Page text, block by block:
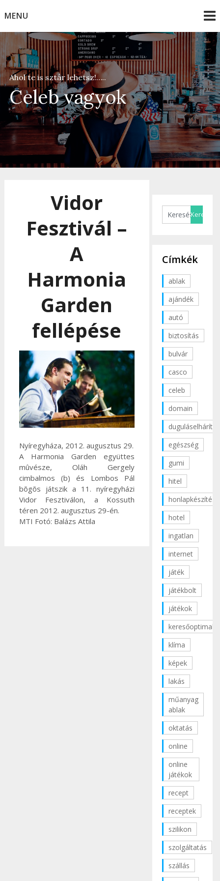
toMENU
Celeb vagyok
Ahol te is sztár lehetsz!…..
Vidor
Fesztivál –
A
Harmonia
Garden
fellépése
Nyíregyháza, 2012. augusztus 29.
A Harmonia Garden együttes
mûvésze, Oláh Gergely
cimbalmos (b) és Lombos Pál
bõgõs játszik a 11. nyíregyházi
Vidor Fesztiválon, a Kossuth
téren 2012. augusztus 29-én.
MTI Fotó: Balázs Attila
Címkék
ablak
ajándék
autó
biztosítás
bulvár
casco
celeb
domain
duguláselhárítás
egészség
gumi
hitel
honlapkészítés
hotel
ingatlan
internet
játék
játékbolt
játékok
klíma
képek
lakás
műanyag
ablak
oktatás
online
online
játékok
recept
receptek
szilikon
szolgáltatás
szállás